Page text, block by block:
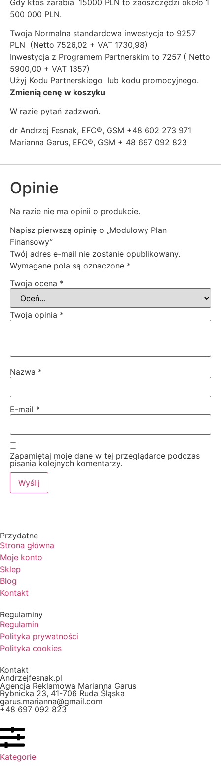
Gdy ktoś zarabia 15000 PLN to zaoszczędzi około 1
500 000 PLN.
Twoja Normalna standardowa inwestycja to 9257
PLN (Netto 7526,02 + VAT 1730,98)
Inwestycja z Programem Partnerskim to 7257 ( Netto
5900,00 + VAT 1357)
Użyj Kodu Partnerskiego lub kodu promocyjnego.
Zmienią cenę w koszyku
W razie pytań zadzwoń.
dr Andrzej Fesnak, EFC®, GSM +48 602 273 971
Marianna Garus, EFC®, GSM + 48 697 092 823
Opinie
Na razie nie ma opinii o produkcie.
Napisz pierwszą opinię o „Modułowy Plan
Finansowy”
Twój adres e-mail nie zostanie opublikowany.
Wymagane pola są oznaczone *
Twoja ocena *
Twoja opinia *
Nazwa *
E-mail *
Zapamiętaj moje dane w tej przeglądarce podczas
pisania kolejnych komentarzy.
Przydatne
Strona główna
Moje konto
Sklep
Blog
Kontakt
Regulaminy
Regulamin
Polityka prywatności
Polityka cookies
Kontakt
Andrzejfesnak.pl
Agencja Reklamowa Marianna Garus
Rybnicka 23, 41-706 Ruda Śląska
garus.marianna@gmail.com
+48 697 092 823
Kategorie